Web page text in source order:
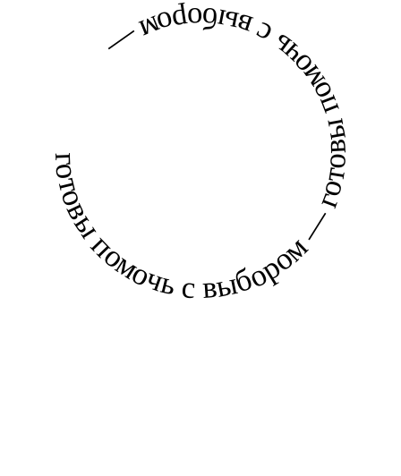
готовы помочь с выбором — готовы помочь с выбором —